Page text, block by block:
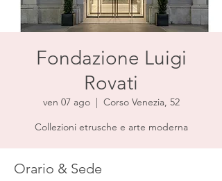
Fondazione Luigi
Rovati
ven 07 ago
  |
Corso Venezia, 52
Collezioni etrusche e arte moderna
Orario & Sede